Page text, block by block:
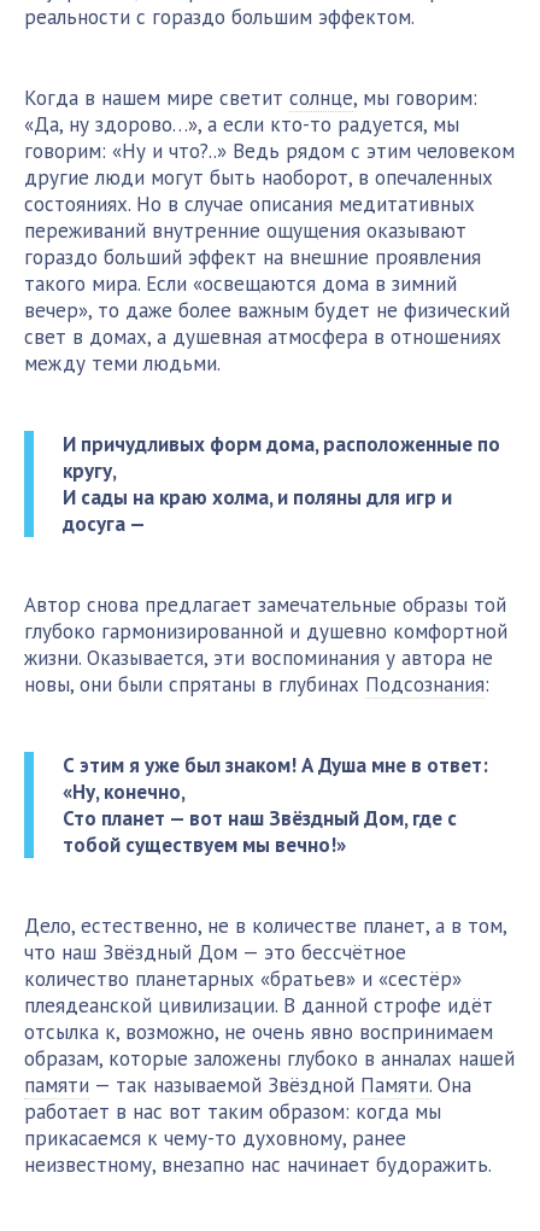
реальности с гораздо большим эффектом.
Когда в нашем мире светит солнце, мы говорим:
«Да, ну здорово…», а если кто-то радуется, мы
говорим: «Ну и что?..» Ведь рядом с этим человеком
другие люди могут быть наоборот, в опечаленных
состояниях. Но в случае описания медитативных
переживаний внутренние ощущения оказывают
гораздо больший эффект на внешние проявления
такого мира. Если «освещаются дома в зимний
вечер», то даже более важным будет не физический
свет в домах, а душевная атмосфера в отношениях
между теми людьми.
И причудливых форм дома, расположенные по
кругу,
И сады на краю холма, и поляны для игр и
досуга —
Автор снова предлагает замечательные образы той
глубоко гармонизированной и душевно комфортной
жизни. Оказывается, эти воспоминания у автора не
новы, они были спрятаны в глубинах Подсознания:
С этим я уже был знаком! А Душа мне в ответ:
«Ну, конечно,
Сто планет — вот наш Звёздный Дом, где с
тобой существуем мы вечно!»
Дело, естественно, не в количестве планет, а в том,
что наш Звёздный Дом — это бессчётное
количество планетарных «братьев» и «сестёр»
плеядеанской цивилизации. В данной строфе идёт
отсылка к, возможно, не очень явно воспринимаем
образам, которые заложены глубоко в анналах нашей
памяти — так называемой Звёздной Памяти. Она
работает в нас вот таким образом: когда мы
прикасаемся к чему-то духовному, ранее
неизвестному, внезапно нас начинает будоражить.